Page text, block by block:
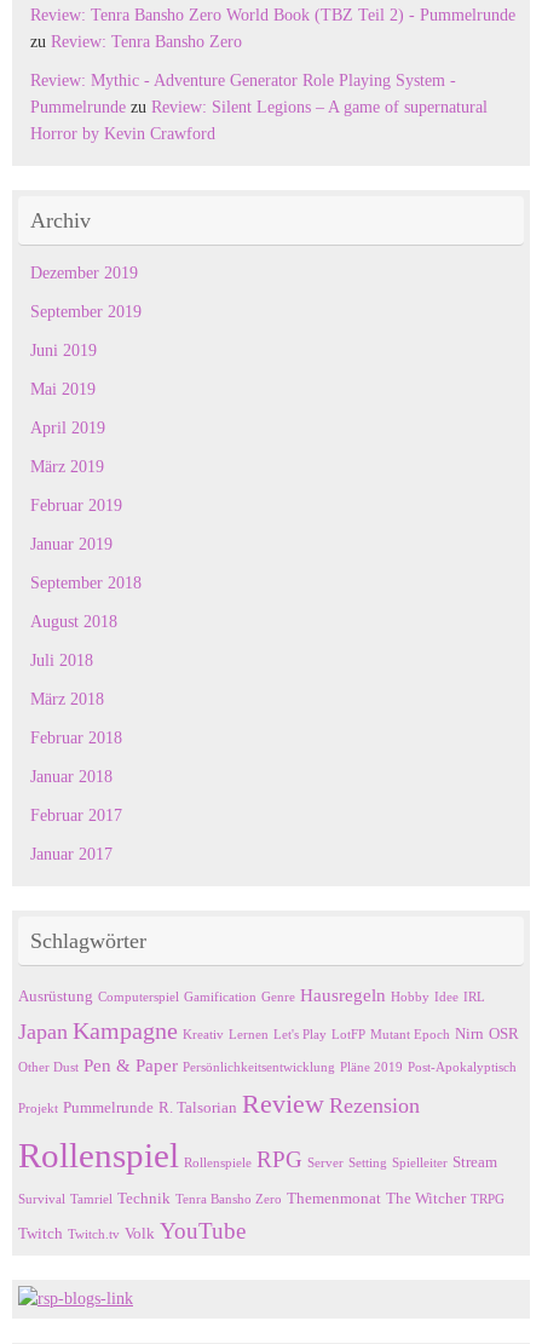
Review: Tenra Bansho Zero World Book (TBZ Teil 2) - Pummelrunde
zu Review: Tenra Bansho Zero
Review: Mythic - Adventure Generator Role Playing System -
Pummelrunde zu Review: Silent Legions – A game of supernatural
Horror by Kevin Crawford
Archiv
Dezember 2019
September 2019
Juni 2019
Mai 2019
April 2019
März 2019
Februar 2019
Januar 2019
September 2018
August 2018
Juli 2018
März 2018
Februar 2018
Januar 2018
Februar 2017
Januar 2017
Schlagwörter
Ausrüstung Computerspiel Gamification Genre Hausregeln Hobby Idee IRL
Japan Kampagne Kreativ Lernen Let's Play LotFP Mutant Epoch Nirn OSR
Other Dust Pen & Paper Persönlichkeitsentwicklung Pläne 2019 Post-Apokalyptisch
Projekt Pummelrunde R. Talsorian Review Rezension
Rollenspiel Rollenspiele RPG Server Setting Spielleiter Stream
Survival Tamriel Technik Tenra Bansho Zero Themenmonat The Witcher TRPG
Twitch Twitch.tv Volk YouTube